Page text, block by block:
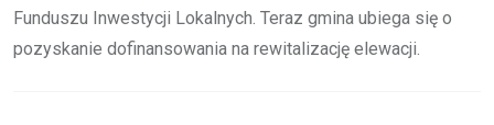
Funduszu Inwestycji Lokalnych. Teraz gmina ubiega się o
pozyskanie dofinansowania na rewitalizację elewacji.